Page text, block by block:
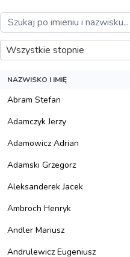
Wszystkie stopnie
NAZWISKO I IMIĘ
Abram Stefan
Adamczyk Jerzy
Adamowicz Adrian
Adamski Grzegorz
Aleksanderek Jacek
Ambroch Henryk
Andler Mariusz
Andrulewicz Eugeniusz